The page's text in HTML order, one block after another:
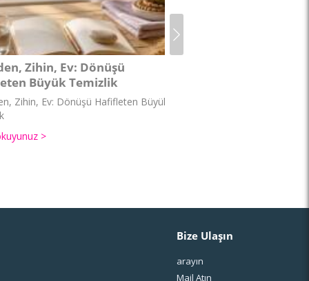
Zihin, Ev: Dönüşü
Büyük Temizlik
Zihin, Ev: Dönüşü Hafifleten Büyük
>
Bize Ulaşın
arayın
Mail Atın